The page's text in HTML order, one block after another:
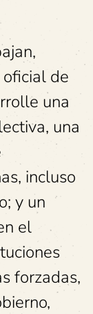
de
una
una
incluso
y un
el
forzadas,